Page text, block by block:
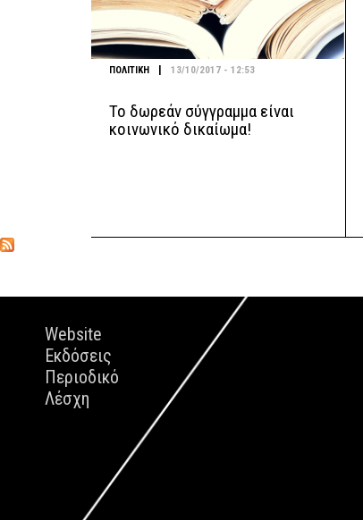
ΠΟΛΙΤΙΚΗ | 13/10/2017 - 12:53
Το δωρεάν σύγγραμμα είναι
κοινωνικό δικαίωμα!
Website
Εκδόσεις
Περιοδικό
Λέσχη